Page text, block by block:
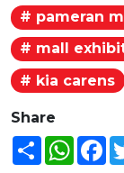
# pameran
# mall
# kia carens
Share
Share